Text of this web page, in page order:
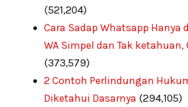
(521,204)
Cara Sadap Whatsapp Hanya
WA Simpel dan Tak ketahuan,
(373,579)
2 Contoh Perlindungan
Diketahui Dasarnya (294,105)